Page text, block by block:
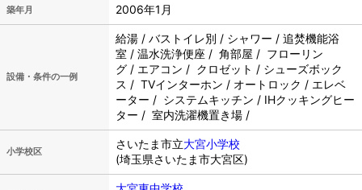
築年月 2006年1月
設備・条件の一例
給湯 / バストイレ別 / シャワー / 追焚機能浴
室 / 温水洗浄便座 / 角部屋 / フローリン
グ / エアコン / クロゼット / シューズボック
ス / TVインターホン / オートロック / エレベ
ーター / システムキッチン / IHクッキングヒー
ター / 室内洗濯機置き場 /
小学校区
さいたま市立大宮小学校
(埼玉県さいたま市大宮区)